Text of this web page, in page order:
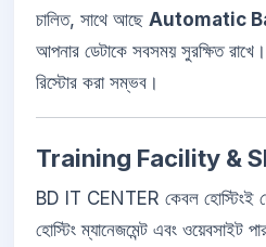
চালিত, সাথে আছে Automatic
আপনার ডেটাকে সবসময় সুরক্ষিত
রিস্টোর করা সম্ভব।
Training Facility &
BD IT CENTER কেবল হোস্টিংই
হোস্টিং ম্যানেজমেন্ট এবং ওয়েবসাইট